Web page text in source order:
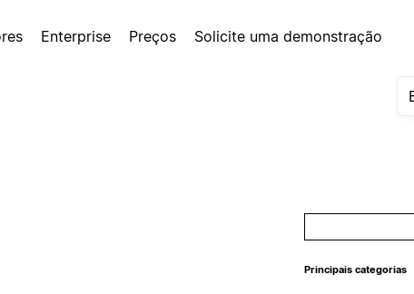
Enterprise Preços Solicite uma demonstração
Principais categorias